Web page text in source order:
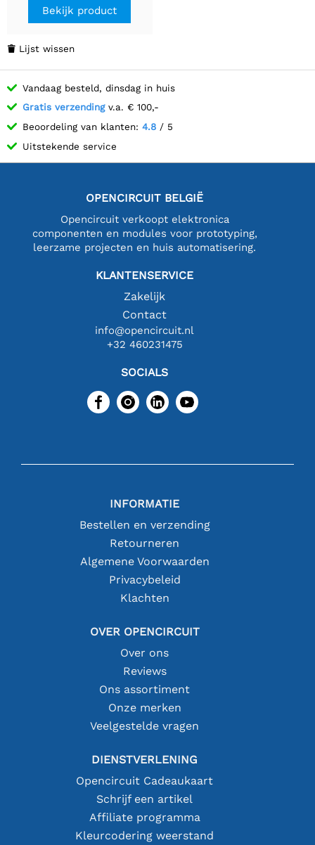
Bekijk product
 Lijst wissen
Vandaag besteld, dinsdag in huis
Gratis verzendingv.a. € 100,-
Beoordeling van klanten: 4.8 / 5
Uitstekende service
OPENCIRCUIT BELGIË
Opencircuit verkoopt elektronica
componenten en modules voor prototyping,
leerzame projecten en huis automatisering.
KLANTENSERVICE
Zakelijk
Contact
info@opencircuit.nl
+32 460231475
SOCIALS
INFORMATIE
Bestellen en verzending
Retourneren
Algemene Voorwaarden
Privacybeleid
Klachten
OVER OPENCIRCUIT
Over ons
Reviews
Ons assortiment
Onze merken
Veelgestelde vragen
DIENSTVERLENING
Opencircuit Cadeaukaart
Schrijf een artikel
Affiliate programma
Kleurcodering weerstand